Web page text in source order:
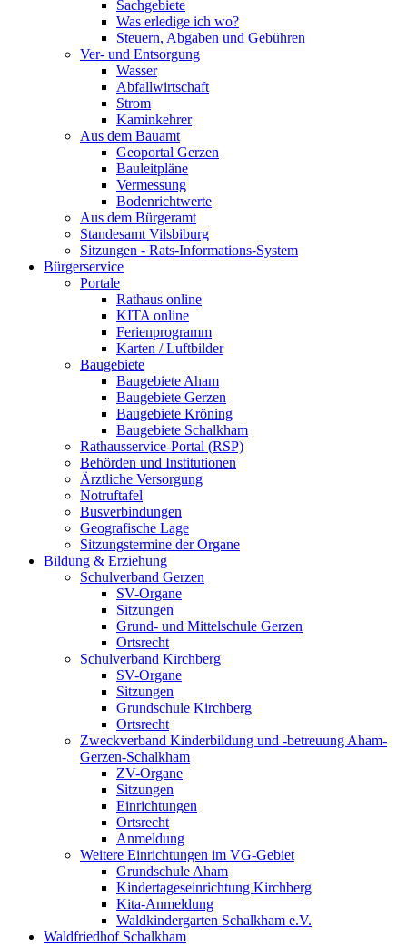
Sachgebiete
Was erledige ich wo?
Steuern, Abgaben und Gebühren
Ver- und Entsorgung
Wasser
Abfallwirtschaft
Strom
Kaminkehrer
Aus dem Bauamt
Geoportal Gerzen
Bauleitpläne
Vermessung
Bodenrichtwerte
Aus dem Bürgeramt
Standesamt Vilsbiburg
Sitzungen - Rats-Informations-System
Bürgerservice
Portale
Rathaus online
KITA online
Ferienprogramm
Karten / Luftbilder
Baugebiete
Baugebiete Aham
Baugebiete Gerzen
Baugebiete Kröning
Baugebiete Schalkham
Rathausservice-Portal (RSP)
Behörden und Institutionen
Ärztliche Versorgung
Notruftafel
Busverbindungen
Geografische Lage
Sitzungstermine der Organe
Bildung & Erziehung
Schulverband Gerzen
SV-Organe
Sitzungen
Grund- und Mittelschule Gerzen
Ortsrecht
Schulverband Kirchberg
SV-Organe
Sitzungen
Grundschule Kirchberg
Ortsrecht
Zweckverband Kinderbildung und -betreuung Aham-
Gerzen-Schalkham
ZV-Organe
Sitzungen
Einrichtungen
Ortsrecht
Anmeldung
Weitere Einrichtungen im VG-Gebiet
Grundschule Aham
Kindertageseinrichtung Kirchberg
Kita-Anmeldung
Waldkindergarten Schalkham e.V.
Waldfriedhof Schalkham